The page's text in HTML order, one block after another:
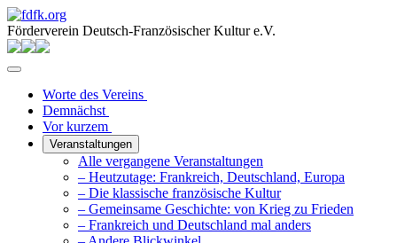
Förderverein Deutsch-Französischer Kultur e.V.
Worte des Vereins
Demnächst
Vor kurzem
Veranstaltungen
Alle vergangene Veranstaltungen
– Heutzutage: Frankreich, Deutschland, Europa
– Die klassische französische Kultur
– Gemeinsame Geschichte: von Krieg zu Frieden
– Frankreich und Deutschland mal anders